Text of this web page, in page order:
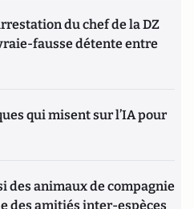
du chef de la DZ
fausse détente entre
qui misent sur l’IA pour
des animaux de compagnie
des amitiés inter-espèces